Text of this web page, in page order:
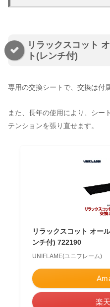
リラックスコット
ト(レンチ付)
専用の交換シートで、交換は付
また、長年の使用により、シー
テンションを張り直せます。
リラックスコット オー
ンチ付) 722190
UNIFLAME(ユニフレーム)
楽